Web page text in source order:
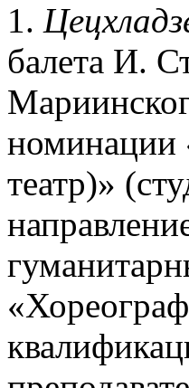
1.
балета И.
номинации
театр)»